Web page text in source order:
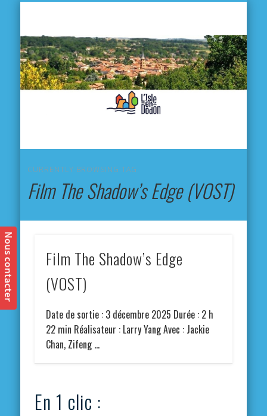
CURRENTLY BROWSING TAG
Film The Shadow’s Edge (VOST)
Film The Shadow’s Edge
(VOST)
Date de sortie : 3 décembre 2025 Durée : 2 h
22 min Réalisateur : Larry Yang Avec : Jackie
Chan, Zifeng …
En 1 clic :